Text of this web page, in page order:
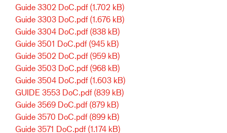
Guide 3302 DoC.pdf (1.702 kB)
Guide 3303 DoC.pdf (1.676 kB)
Guide 3304 DoC.pdf (838 kB)
Guide 3501 DoC.pdf (945 kB)
Guide 3502 DoC.pdf (959 kB)
Guide 3503 DoC.pdf (968 kB)
Guide 3504 DoC.pdf (1.603 kB)
GUIDE 3553 DoC.pdf (839 kB)
Guide 3569 DoC.pdf (879 kB)
Guide 3570 DoC.pdf (899 kB)
Guide 3571 DoC.pdf (1.174 kB)